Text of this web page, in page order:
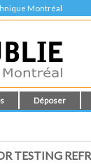
Montréal
Déposer
TESTING